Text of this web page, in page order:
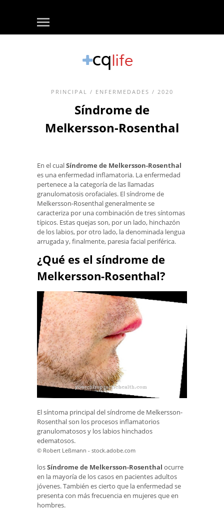
PRINCIPAL / ENFERMEDADES / 2020
Síndrome de
Melkersson-Rosenthal
En el cualSíndrome de Melkersson-Rosenthal
es una enfermedad inflamatoria. La enfermedad
pertenece a la categoría de las llamadas
granulomatosis orofaciales. El síndrome de
Melkersson-Rosenthal generalmente se
caracteriza por una combinación de tres síntomas
típicos. Estas quejas son, por un lado, hinchazón
de los labios, por otro lado, la denominada lengua
arrugada y, finalmente, paresia facial periférica.
¿Qué es el síndrome de
Melkersson-Rosenthal?
El síntoma principal del síndrome de Melkersson-
Rosenthal son los procesos inflamatorios
granulomatosos y los labios hinchados
edematosos.
© Robert Leßmann - stock.adobe.com
losSíndrome de Melkersson-Rosenthal ocurre
en la mayoría de los casos en pacientes adultos
jóvenes. También es cierto que la enfermedad se
presenta con más frecuencia en mujeres que en
hombres.